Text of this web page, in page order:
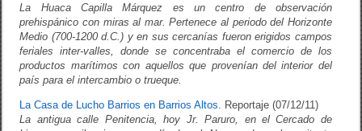
La Huaca Capilla Márquez es un centro de observación
prehispánico con miras al mar. Pertenece al periodo del Horizonte
Medio (700-1200 d.C.) y en sus cercanías fueron erigidos campos
feriales inter-valles, donde se concentraba el comercio de los
productos marítimos con aquellos que provenían del interior del
país para el intercambio o trueque.
La Casa de Lucho Barrios en Barrios Altos . Reportaje (07/12/11)
La antigua calle Penitencia, hoy Jr. Paruro, en el Cercado de